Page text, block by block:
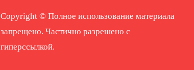
Copyright © Полное использование материала
запрещено. Частично разрешено с
гиперссылкой.